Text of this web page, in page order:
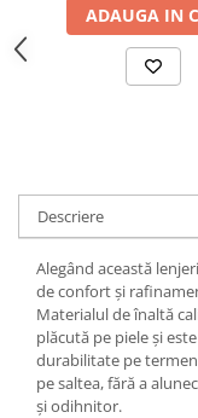
ADAUGA IN
Descriere
Alegând această
de confort și
Materialul de înaltă
plăcută pe piele și
durabilitate pe
pe saltea, fără a
și odihnitor.